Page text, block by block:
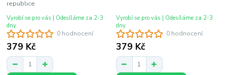
0 hodnocení
republice
379 Kč
Vyrobí se pro vás | Odesíláme za 2-3
dny
0 hodnocení
379 Kč
Vyrobí se pro vás | Odesíláme za 2-3
dny